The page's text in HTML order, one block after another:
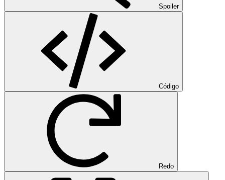
Spoiler
Código
Redo